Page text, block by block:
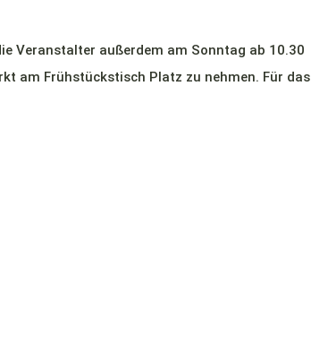
Veranstalter außerdem am Sonntag ab 10.30
am Frühstückstisch Platz zu nehmen. Für das